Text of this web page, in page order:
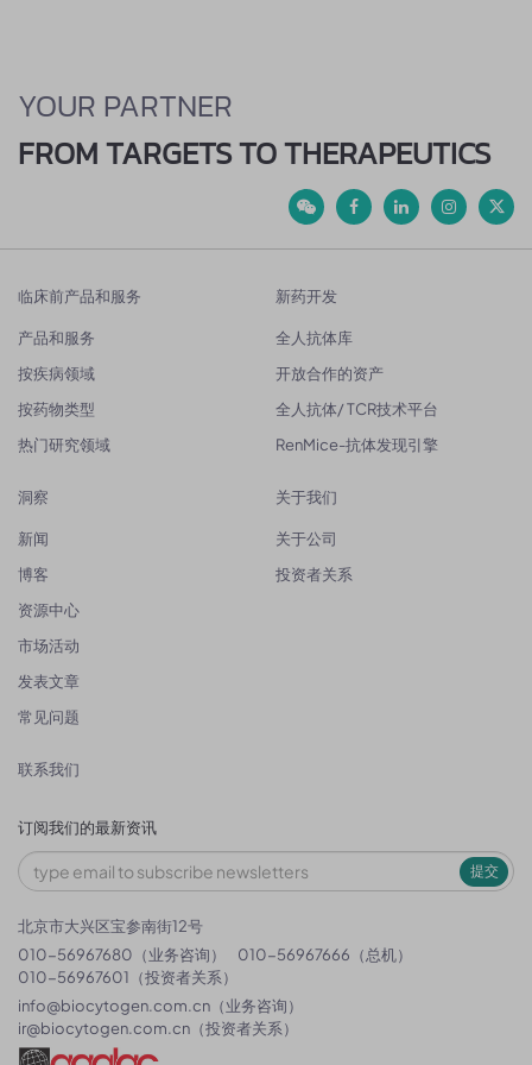
YOUR PARTNER
FROM TARGETS TO THERAPEUTICS
临床前产品和服务
产品和服务
按疾病领域
按药物类型
热门研究领域
新药开发
全人抗体库
开放合作的资产
全人抗体/ TCR技术平台
RenMice-抗体发现引擎
洞察
新闻
博客
资源中心
市场活动
发表文章
常见问题
关于我们
关于公司
投资者关系
联系我们
订阅我们的最新资讯
提交
北京市大兴区宝参南街12号
010-56967680（业务咨询）
010-56967666（总机）
010-56967601（投资者关系）
info@biocytogen.com.cn （业务咨询）
ir@biocytogen.com.cn （投资者关系）